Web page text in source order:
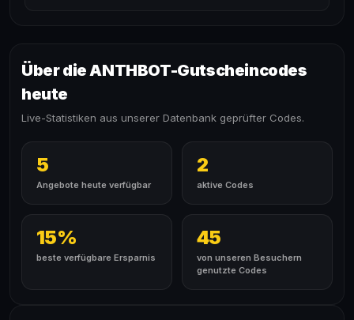
Über die ANTHBOT-Gutscheincodes
heute
Live-Statistiken aus unserer Datenbank geprüfter Codes.
5
Angebote heute verfügbar
2
aktive Codes
15%
beste verfügbare Ersparnis
45
von unseren Besuchern
genutzte Codes